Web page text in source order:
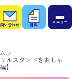
お問
い合
わせ
お役
立ち
資料
ルスタンドをおしゃ
】